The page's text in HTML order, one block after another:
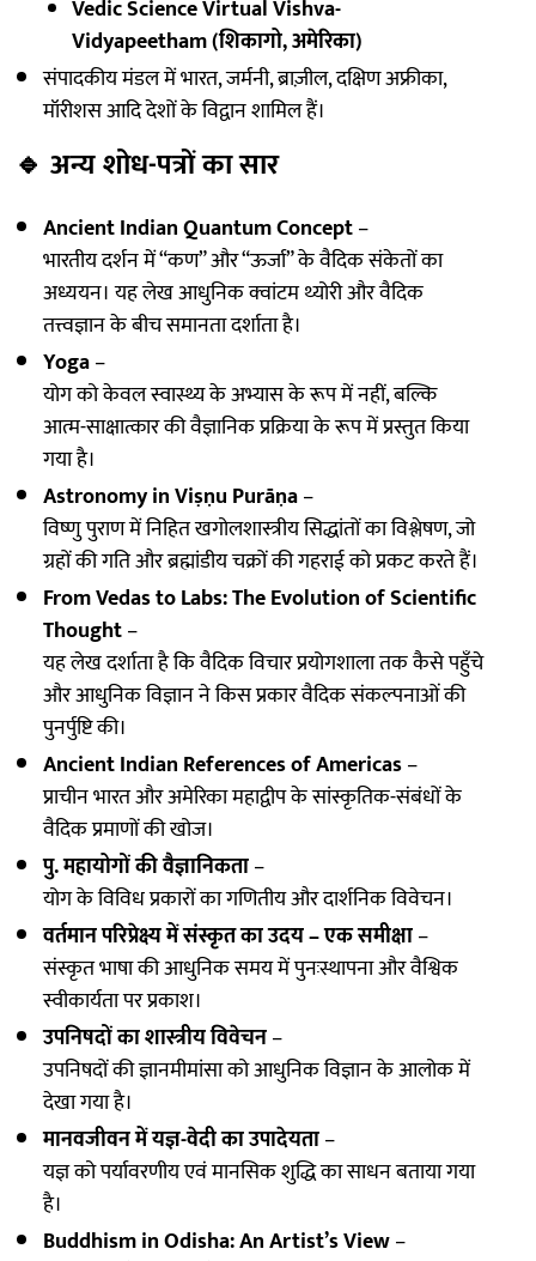
Vedic Science Virtual Vishva-
Vidyapeetham (शिकागो, अमेरिका)
संपादकीय मंडल में भारत, जर्मनी, ब्राज़ील, दक्षिण अफ्रीका,
मॉरीशस आदि देशों के विद्वान शामिल हैं।
🔹 अन्य शोध-पत्रों का सार
Ancient Indian Quantum Concept–
भारतीय दर्शन में “कण” और “ऊर्जा” के वैदिक संकेतों का
अध्ययन। यह लेख आधुनिक क्वांटम थ्योरी और वैदिक
तत्त्वज्ञान के बीच समानता दर्शाता है।
Yoga–
योग को केवल स्वास्थ्य के अभ्यास के रूप में नहीं, बल्कि
आत्म-साक्षात्कार की वैज्ञानिक प्रक्रिया के रूप में प्रस्तुत किया
गया है।
Astronomy in Viṣṇu Purāṇa–
विष्णु पुराण में निहित खगोलशास्त्रीय सिद्धांतों का विश्लेषण, जो
ग्रहों की गति और ब्रह्मांडीय चक्रों की गहराई को प्रकट करते हैं।
From Vedas to Labs: The Evolution of Scientific
Thought–
यह लेख दर्शाता है कि वैदिक विचार प्रयोगशाला तक कैसे पहुँचे
और आधुनिक विज्ञान ने किस प्रकार वैदिक संकल्पनाओं की
पुनर्पुष्टि की।
Ancient Indian References of Americas–
प्राचीन भारत और अमेरिका महाद्वीप के सांस्कृतिक-संबंधों के
वैदिक प्रमाणों की खोज।
पु. महायोगों की वैज्ञानिकता–
योग के विविध प्रकारों का गणितीय और दार्शनिक विवेचन।
वर्तमान परिप्रेक्ष्य में संस्कृत का उदय – एक समीक्षा–
संस्कृत भाषा की आधुनिक समय में पुनःस्थापना और वैश्विक
स्वीकार्यता पर प्रकाश।
उपनिषदों का शास्त्रीय विवेचन–
उपनिषदों की ज्ञानमीमांसा को आधुनिक विज्ञान के आलोक में
देखा गया है।
मानवजीवन में यज्ञ-वेदी का उपादेयता–
यज्ञ को पर्यावरणीय एवं मानसिक शुद्धि का साधन बताया गया
है।
Buddhism in Odisha: An Artist’s View–